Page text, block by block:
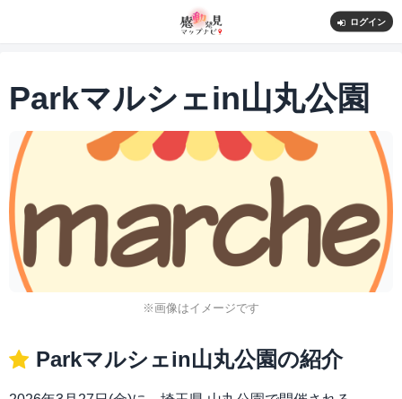
ログイン
Parkマルシェin山丸公園
※画像はイメージです
Parkマルシェin山丸公園の紹介